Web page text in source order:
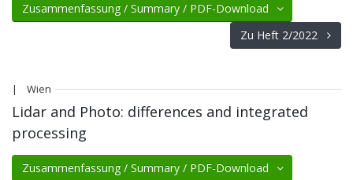
Zusammenfassung / Summary / PDF-Download
Zu Heft 2/2022
| Wien
Lidar and Photo: differences and integrated
processing
Zusammenfassung / Summary / PDF-Download